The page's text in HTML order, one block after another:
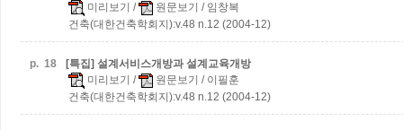
미리보기 / 원문보기 / 임창복
건축(대한건축학회지):v.48 n.12 (2004-12)
p. 18
[특집] 설계서비스개방과 설계교육개방
미리보기 / 원문보기 / 이필훈
건축(대한건축학회지):v.48 n.12 (2004-12)